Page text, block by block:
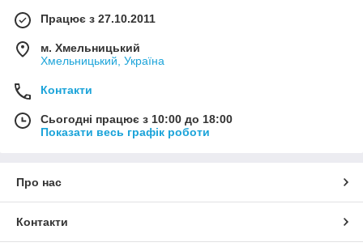
Працює з 27.10.2011
м. Хмельницький
Хмельницький, Україна
Контакти
Сьогодні працює з 10:00 до 18:00
Показати весь графік роботи
Про нас
Контакти